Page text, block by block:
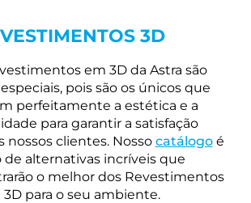
3D
em 3D da Astra são
pois são os únicos que
perfeitamente a estética e a
para garantir a satisfação
nossos clientes. Nosso catálogoé
de alternativas incríveis que
o melhor dos Revestimentos
3D para o seu ambiente.